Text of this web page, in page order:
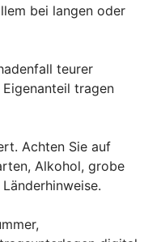
bei langen oder
teurer
tragen
Achten Sie auf
Alkohol, grobe